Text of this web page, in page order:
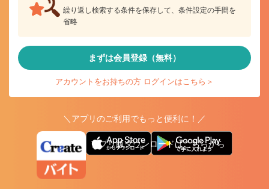
繰り返し検索する条件を保存して、条件設定の手間を
省略
まずは会員登録（無料）
アカウントをお持ちの方 ログインはこちら＞
＼アプリのご利用でもっと便利に！／
アプリ版ダウンロードはこちらから